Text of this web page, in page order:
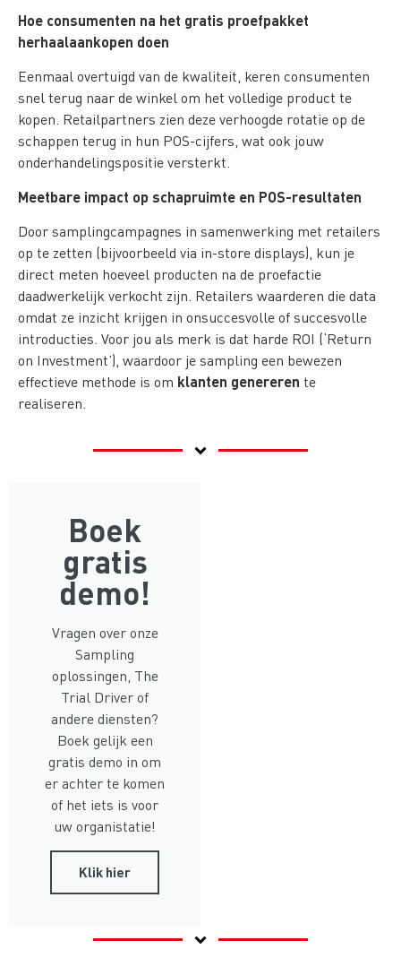
Hoe consumenten na het gratis proefpakket
herhaalaankopen doen
Eenmaal overtuigd van de kwaliteit, keren consumenten
snel terug naar de winkel om het volledige product te
kopen. Retailpartners zien deze verhoogde rotatie op de
schappen terug in hun POS-cijfers, wat ook jouw
onderhandelingspositie versterkt.
Meetbare impact op schapruimte en POS-resultaten
Door samplingcampagnes in samenwerking met retailers
op te zetten (bijvoorbeeld via in-store displays), kun je
direct meten hoeveel producten na de proefactie
daadwerkelijk verkocht zijn. Retailers waarderen die data
omdat ze inzicht krijgen in onsuccesvolle of succesvolle
introducties. Voor jou als merk is dat harde ROI (‘Return
on Investment’), waardoor je sampling een bewezen
effectieve methode is om klanten genereren te
realiseren.
Boek
gratis
demo!
Vragen over onze
Sampling
oplossingen, The
Trial Driver of
andere diensten?
Boek gelijk een
gratis demo in om
er achter te komen
of het iets is voor
uw organistatie!
Klik hier